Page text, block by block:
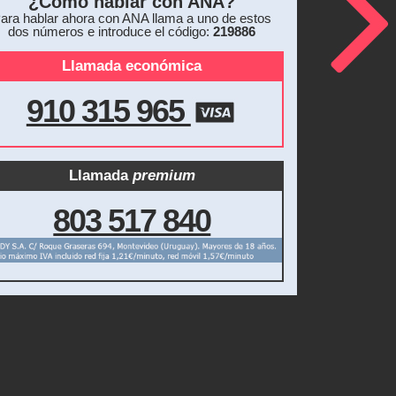
hablar ahora con ANA llama a uno de estos
dos números e introduce el código:219886
Llamada económica
910 315 965
Llamada premium
803 517 840